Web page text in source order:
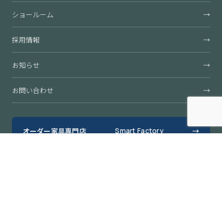
ショールーム →
採用情報 →
お知らせ →
お問い合わせ →
オーダー家具専門店 Smart Factory →